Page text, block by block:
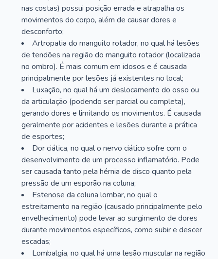
nas costas) possui posição errada e atrapalha os
movimentos do corpo, além de causar dores e
desconforto;
Artropatia do manguito rotador, no qual há lesões
de tendões na região do manguito rotador (localizada
no ombro). É mais comum em idosos e é causada
principalmente por lesões já existentes no local;
Luxação, no qual há um deslocamento do osso ou
da articulação (podendo ser parcial ou completa),
gerando dores e limitando os movimentos. É causada
geralmente por acidentes e lesões durante a prática
de esportes;
Dor ciática, no qual o nervo ciático sofre com o
desenvolvimento de um processo inflamatório. Pode
ser causada tanto pela hérnia de disco quanto pela
pressão de um esporão na coluna;
Estenose da coluna lombar, no qual o
estreitamento na região (causado principalmente pelo
envelhecimento) pode levar ao surgimento de dores
durante movimentos específicos, como subir e descer
escadas;
Lombalgia, no qual há uma lesão muscular na região